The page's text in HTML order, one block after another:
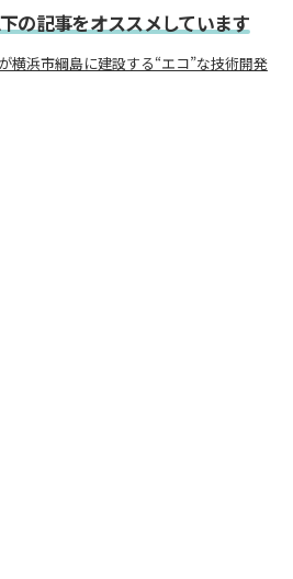
の記事をオススメしています
横浜市綱島に建設する“エコ”な技術開発